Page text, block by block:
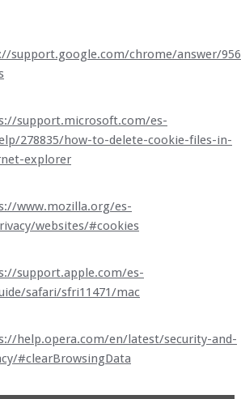
support.google.com/chrome/answer/
support.microsoft.com/es-
278835/how-to-delete-cookie-files-in-
explorer
www.mozilla.org/es-
websites/#cookies
support.apple.com/es-
safari/sfri11471/mac
help.opera.com/en/latest/security-and-
#clearBrowsingData